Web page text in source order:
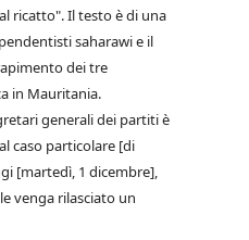
ricatto". Il testo è di una
saharawi e il
dei tre
in Mauritania.
generali dei partiti è
caso particolare [di
[martedì, 1 dicembre],
venga rilasciato un